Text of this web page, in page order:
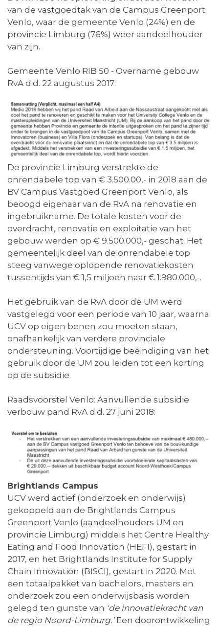
van de vastgoedtak van de Campus Greenport
Venlo, waar de gemeente Venlo (24%) en de
provincie Limburg (76%) weer aandeelhouder
van zijn.
Gemeente Venlo RIB 50 - Overname gebouw
RvA d.d. 22 augustus 2017:
De provincie Limburg verstrekte de
onrendabele top van € 3.500.00,- in 2018 aan de
BV Campus Vastgoed Greenport Venlo, als
beoogd eigenaar van de RvA na renovatie en
ingebruikname. De totale kosten voor de
overdracht, renovatie en exploitatie van het
gebouw werden op € 9.500.000,- geschat. Het
gemeentelijk deel van de onrendabele top
steeg vanwege oplopende renovatiekosten
tussentijds van € 1,5 miljoen naar € 1.980.000,-.
Het gebruik van de RvA door de UM werd
vastgelegd voor een periode van 10 jaar, waarna
UCV op eigen benen zou moeten staan,
onafhankelijk van verdere provinciale
ondersteuning. Voortijdige beëindiging van het
gebruik door de UM zou leiden tot een korting
op de subsidie.
Raadsvoorstel Venlo: Aanvullende subsidie
verbouw pand RvA d.d. 27 juni 2018:
Brightlands Campus
UCV werd actief (onderzoek en onderwijs)
gekoppeld aan de Brightlands Campus
Greenport Venlo (aandeelhouders UM en
provincie Limburg) middels het Centre Healthy
Eating and Food Innovation (HEFI), gestart in
2017, en het Brightlands Institute for Supply
Chain Innovation (BISCI), gestart in 2020. Met
een totaalpakket van bachelors, masters en
onderzoek zou een onderwijsbasis worden
gelegd ten gunste van ‘de innovatiekracht van
de regio Noord-Limburg.’Een doorontwikkeling